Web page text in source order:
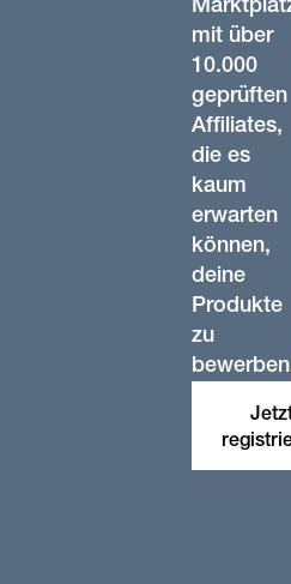
mit über
10.000
geprüften
Affiliates,
die es
kaum
erwarten
können,
deine
Produkte
zu